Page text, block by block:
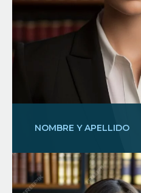
NOMBRE Y APELLIDO